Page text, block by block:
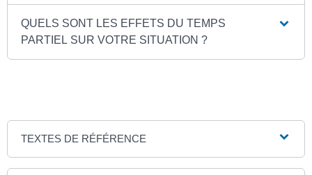
QUELS SONT LES EFFETS DU TEMPS
PARTIEL SUR VOTRE SITUATION ?
TEXTES DE RÉFÉRENCE